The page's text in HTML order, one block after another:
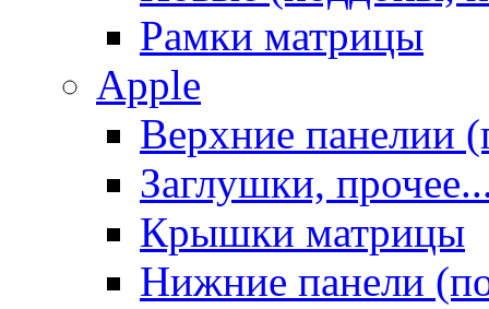
Рамки матрицы
Apple
Верхние панелии
Заглушки,
Крышки матрицы
Нижние панели